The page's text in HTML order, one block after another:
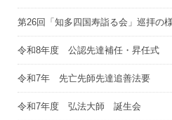
第26回「知多四国寿詣る会」巡拝の
令和8年度 公認先達補任・昇任式
令和7年 先亡先師先達追善法要
令和7年度 弘法大師 誕生会